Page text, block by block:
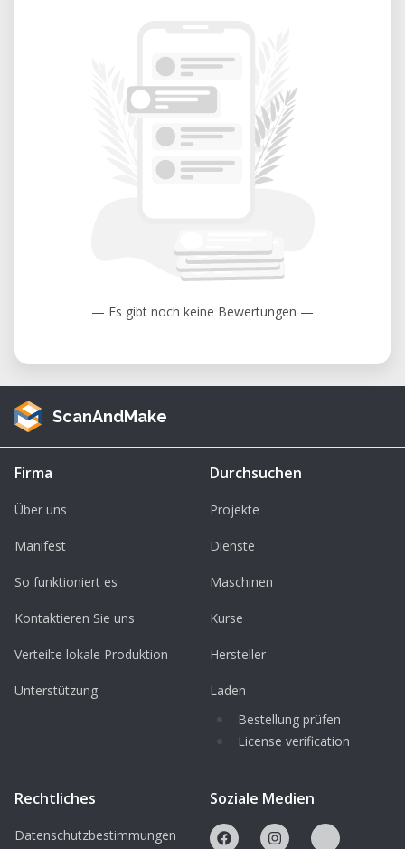
— Es gibt noch keine Bewertungen —
ScanAndMake
Firma
Über uns
Manifest
So funktioniert es
Kontaktieren Sie uns
Verteilte lokale Produktion
Unterstützung
Durchsuchen
Projekte
Dienste
Maschinen
Kurse
Hersteller
Laden
Bestellung prüfen
License verification
Rechtliches
Datenschutzbestimmungen
Soziale Medien